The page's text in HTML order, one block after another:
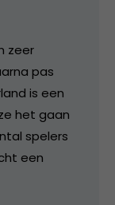
zeer
pas
is een
het gaan
spelers
een